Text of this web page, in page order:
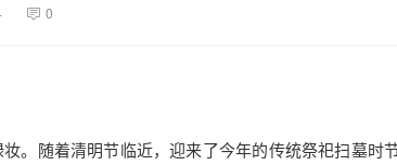
0
。随着清明节临近，迎来了今年的传统祭祀扫墓时